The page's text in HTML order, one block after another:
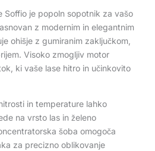
Soffio je popoln sopotnik za vašo
z modernim in elegantnim
ohišje z gumiranim zaključkom,
Visoko zmogljiv motor
ki vaše lase hitro in učinkovito
in temperature lahko
na vrsto las in želeno
šoba omogoča
za precizno oblikovanje